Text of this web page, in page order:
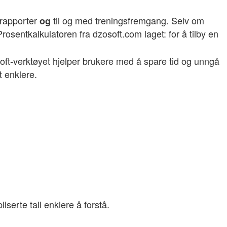
og til og med treningsfremgang. Selv om
fra dzosoft.com laget: for å tilby en
verktøyet hjelper brukere med å spare tid og unngå
enklere.
tall enklere å forstå.